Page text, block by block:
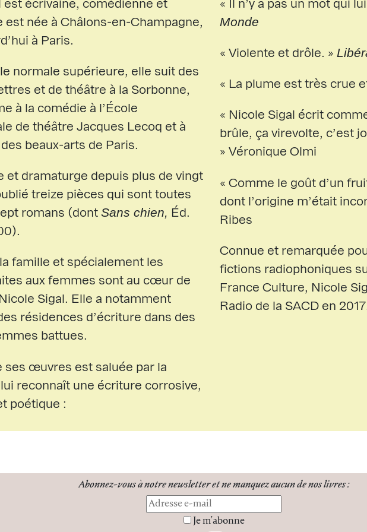
est écrivaine, comédienne et
est née à Châlons-en-Champagne,
à Paris.
normale supérieure, elle suit des
et de théâtre à la Sorbonne,
à la comédie à l’École
de théâtre Jacques Lecoq et à
des beaux-arts de Paris.
et dramaturge depuis plus de vingt
treize pièces qui sont toutes
romans (dont Sans chien, Éd.
famille et spécialement les
aux femmes sont au cœur de
Sigal. Elle a notamment
résidences d’écriture dans des
battues.
ses œuvres est saluée par la
reconnaît une écriture corrosive,
poétique :
« Il n’y a pas un mot qui
Monde
« Violente et drôle. »
« La plume est très crue
« Nicole Sigal écrit
brûle, ça virevolte, c’est
» Véronique Olmi
« Comme le goût d’un
dont l’origine m’était
Ribes
Connue et remarquée
fictions radiophoniques
France Culture, Nicole
Radio de la SACD en
Abonnez-vous à notre newsletteret ne manquez aucun de nos livres :
Je m'abonne